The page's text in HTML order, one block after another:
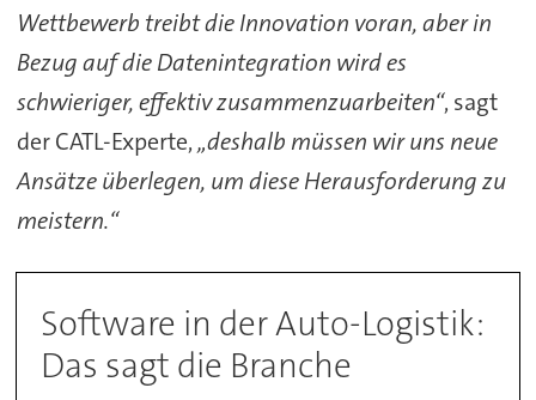
Wettbewerb treibt die Innovation voran, aber in
Bezug auf die Datenintegration wird es
schwieriger, effektiv zusammenzuarbeiten“, sagt
der CATL-Experte,„deshalb müssen wir uns neue
Ansätze überlegen, um diese Herausforderung zu
meistern.“
Software in der Auto-Logistik:
Das sagt die Branche